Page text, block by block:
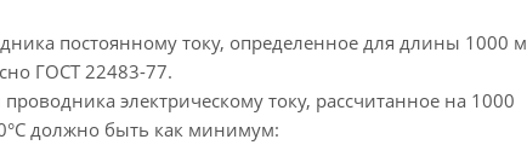
постоянному току, определенное для длины 1000 м
ГОСТ 22483-77.
электрическому току, рассчитанное на 1000
должно быть как минимум: